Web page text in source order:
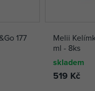
177
Melii
ml - 8ks
skladem
519 Kč